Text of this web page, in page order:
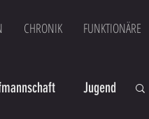
CHRONIK FUNKTIONÄRE
Jugend